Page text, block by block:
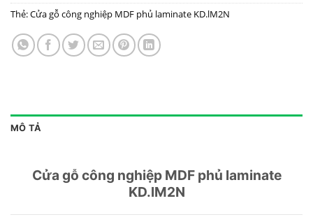
Thẻ:Cửa gỗ công nghiệp MDF phủ laminate KD.lM2N
MÔ TẢ
Cửa gỗ công nghiệp MDF phủ laminate
KD.lM2N